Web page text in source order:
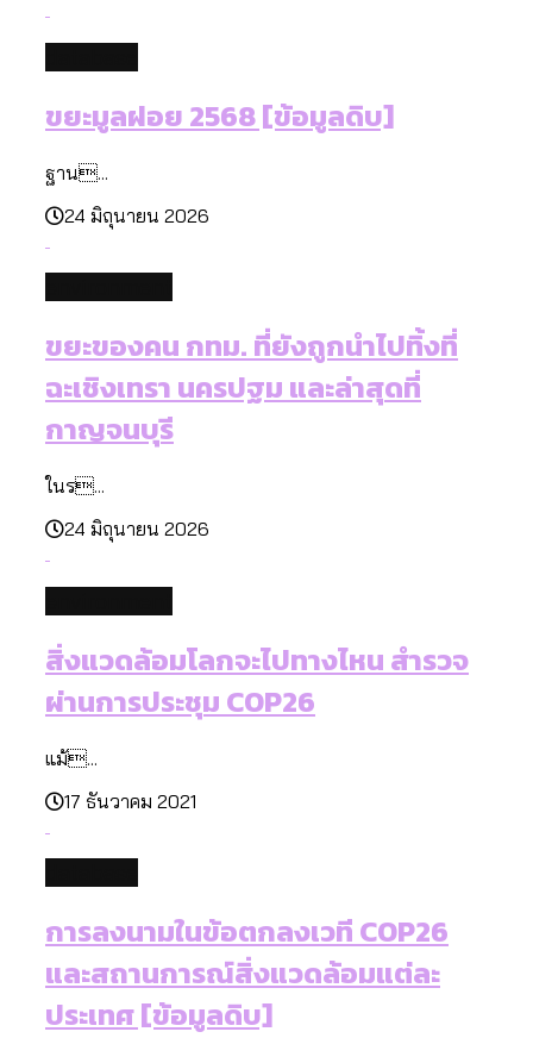
ขยะมูลฝอย 2568 [ข้อมูลดิบ]
ฐาน...
24 มิถุนายน 2026
ขยะของคน กทม. ที่ยังถูกนำไปทิ้งที่
ฉะเชิงเทรา นครปฐม และล่าสุดที่
กาญจนบุรี
ในร...
24 มิถุนายน 2026
สิ่งแวดล้อมโลกจะไปทางไหน สำรวจ
ผ่านการประชุม COP26
แม้...
17 ธันวาคม 2021
การลงนามในข้อตกลงเวที COP26
และสถานการณ์สิ่งแวดล้อมแต่ละ
ประเทศ [ข้อมูลดิบ]